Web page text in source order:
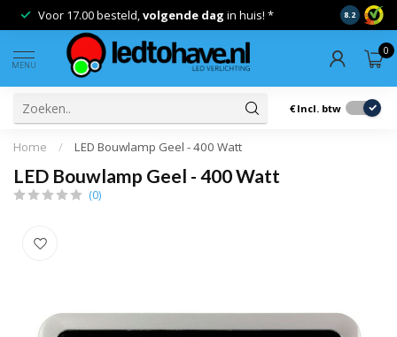
Voor 17.00 besteld,volgende dag in huis! * Gratis
8.2
MENU
0
€ Incl. btw
Home / LED Bouwlamp Geel - 400 Watt
LED Bouwlamp Geel - 400 Watt
(0)